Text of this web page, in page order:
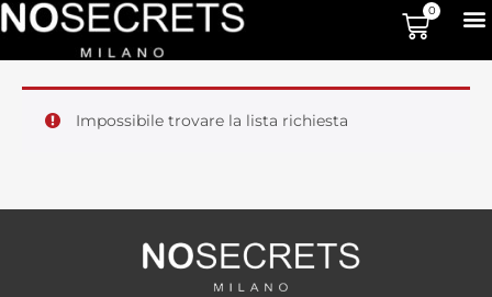
0
Impossibile trovare la lista richiesta